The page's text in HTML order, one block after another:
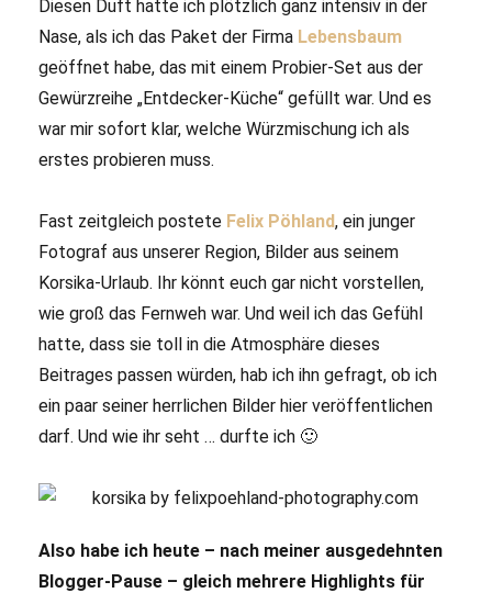
Diesen Duft hatte ich plötzlich ganz intensiv in der
Nase, als ich das Paket der Firma Lebensbaum
geöffnet habe, das mit einem Probier-Set aus der
Gewürzreihe „Entdecker-Küche“ gefüllt war. Und es
war mir sofort klar, welche Würzmischung ich als
erstes probieren muss.
Fast zeitgleich postete Felix Pöhland, ein junger
Fotograf aus unserer Region, Bilder aus seinem
Korsika-Urlaub. Ihr könnt euch gar nicht vorstellen,
wie groß das Fernweh war. Und weil ich das Gefühl
hatte, dass sie toll in die Atmosphäre dieses
Beitrages passen würden, hab ich ihn gefragt, ob ich
ein paar seiner herrlichen Bilder hier veröffentlichen
darf. Und wie ihr seht … durfte ich 🙂
Also habe ich heute – nach meiner ausgedehnten
Blogger-Pause – gleich mehrere Highlights für